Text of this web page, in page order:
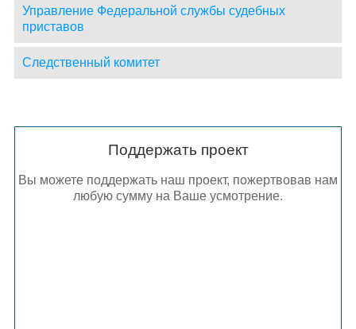
Управление Федеральной службы судебных
приставов
Следственный комитет
Поддержать проект
Вы можете поддержать наш проект, пожертвовав нам
любую сумму на Ваше усмотрение.